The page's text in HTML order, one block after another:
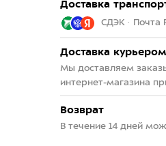
Доставка
СДЭК · Почта
Доставка
Мы доставляем
интернет-магазина
Возврат
В течение 14 дней